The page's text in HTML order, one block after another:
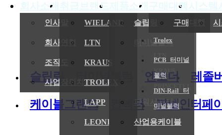
회사소개
인사말
회사연혁
조직도
사업장위치/연락처
취급브랜드
WIELAND
LTN
KRAUS
TROLEX
LAPP
LEONI
제품소개
슬립링
Trolex
KRAUS
PRINCETEL
터미널블럭
PCB 터미널
블럭
DIN-Rail 터
미널블럭
엔코더
레졸버
파워서플라이
산업용케이블
구매대행
구매대행
(
전기,기
슬립링 터미널블럭 엔코더 레졸
케이블그랜드 컨넥터 판넬인터페